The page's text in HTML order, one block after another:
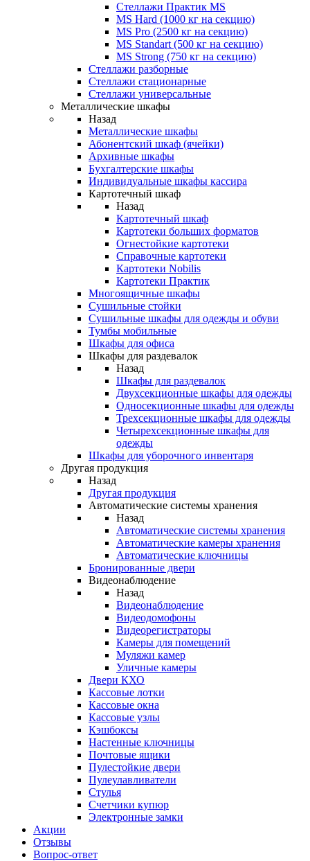
Стеллажи Практик MS
MS Hard (1000 кг на секцию)
MS Pro (2500 кг на секцию)
MS Standart (500 кг на секцию)
MS Strong (750 кг на секцию)
Стеллажи разборные
Стеллажи стационарные
Стеллажи универсальные
Металлические шкафы
Назад
Металлические шкафы
Абонентский шкаф (ячейки)
Архивные шкафы
Бухгалтерские шкафы
Индивидуальные шкафы кассира
Картотечный шкаф
Назад
Картотечный шкаф
Картотеки больших форматов
Огнестойкие картотеки
Справочные картотеки
Картотеки Nobilis
Картотеки Практик
Многоящичные шкафы
Сушильные стойки
Сушильные шкафы для одежды и обуви
Тумбы мобильные
Шкафы для офиса
Шкафы для раздевалок
Назад
Шкафы для раздевалок
Двухсекционные шкафы для одежды
Односекционные шкафы для одежды
Трехсекционные шкафы для одежды
Четырехсекционные шкафы для
одежды
Шкафы для уборочного инвентаря
Другая продукция
Назад
Другая продукция
Автоматические системы хранения
Назад
Автоматические системы хранения
Автоматические камеры хранения
Автоматические ключницы
Бронированные двери
Видеонаблюдение
Назад
Видеонаблюдение
Видеодомофоны
Видеорегистраторы
Камеры для помещений
Муляжи камер
Уличные камеры
Двери КХО
Кассовые лотки
Кассовые окна
Кассовые узлы
Кэшбоксы
Настенные ключницы
Почтовые ящики
Пулестойкие двери
Пулеулавливатели
Стулья
Счетчики купюр
Электронные замки
Акции
Отзывы
Вопрос-ответ